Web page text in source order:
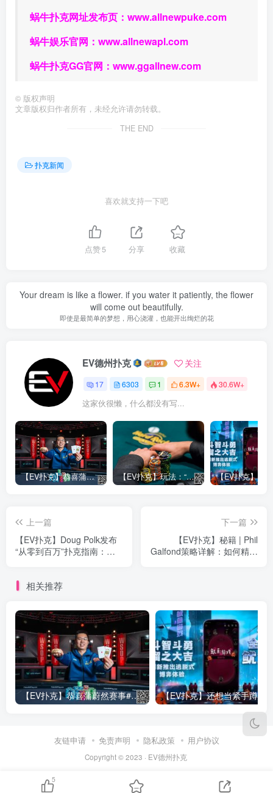
蜗牛扑克网址发布页： www.allnewpuke.com
蜗牛娱乐官网： www.allnewapl.com
蜗牛扑克GG官网： www.ggallnew.com
© 版权声明
文章版权归作者所有，未经允许请勿转载。
THE END
扑克新闻
喜欢就支持一下吧
点赞5 分享 收藏
Your dream is like a flower. if you water it patiently, the flower
will come out beautifully.
即使是最简单的梦想，用心浇灌，也能开出绚烂的花
EV德州扑克 关注
17 6303 1 6.3W+ 30.6W+
这家伙很懒，什么都没有写...
【EV扑克】恭喜蒲蔚然赛事#65夺冠，收获国人2023WSOP第六条金手链，奖金93万刀！ 【EV扑克】玩法：“松弱鱼/松凶鱼打法”的基本攻略
上一篇
【EV扑克】Doug Polk发布
“从零到百万”扑克指南：若
下一篇
【EV扑克】秘籍 | Phil
Galfond策略详解：如何精准
相关推荐
【EV扑克】恭喜蒲蔚然赛事#65夺冠，收获国人2023WSOP第六条金手链，奖金93万刀！
友链申请 免责声明 隐私政策 用户协议
Copyright © 2023 · EV德州扑克
5